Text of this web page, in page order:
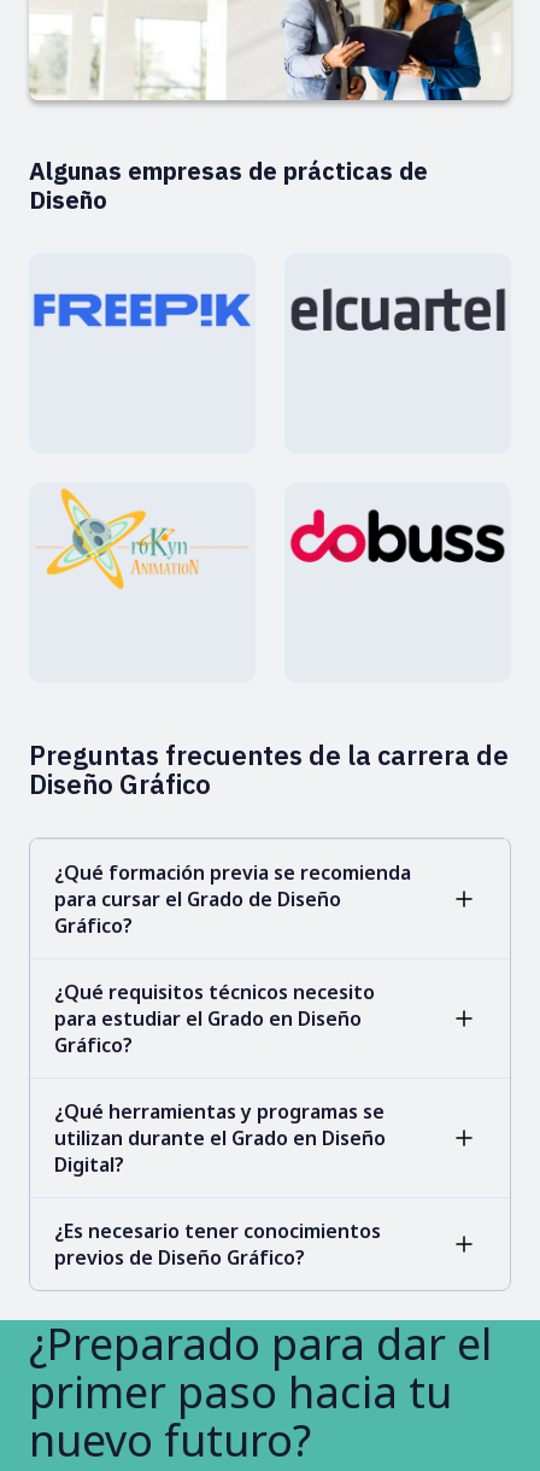
Algunas empresas de prácticas de
Diseño
Preguntas frecuentes de la carrera de
Diseño Gráfico
¿Qué formación previa se recomienda
para cursar el Grado de Diseño
Gráfico?
¿Qué requisitos técnicos necesito
para estudiar el Grado en Diseño
Gráfico?
¿Qué herramientas y programas se
utilizan durante el Grado en Diseño
Digital?
¿Es necesario tener conocimientos
previos de Diseño Gráfico?
¿Preparado para dar el
primer paso hacia tu
nuevo futuro?